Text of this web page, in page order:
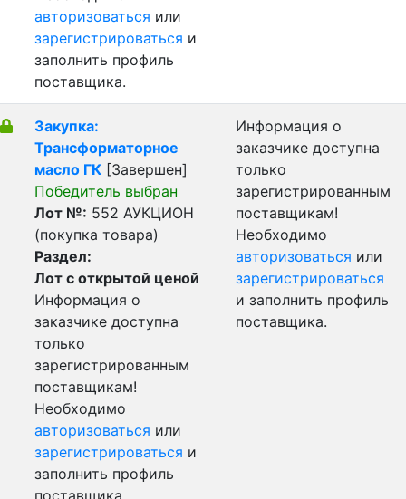
авторизоваться или
зарегистрироваться и
заполнить профиль
поставщика.
Закупка:
Трансформаторное
масло ГК [Завершен]
Победитель выбран
Лот №: 552 АУКЦИОН
(покупка товара)
Раздел:
Лот с открытой ценой
Информация о
заказчике доступна
только
зарегистрированным
поставщикам!
Необходимо
авторизоваться или
зарегистрироваться и
заполнить профиль
поставщика.
Информация о
заказчике доступна
только
зарегистрированным
поставщикам!
Необходимо
авторизоваться или
зарегистрироваться
и заполнить профиль
поставщика.